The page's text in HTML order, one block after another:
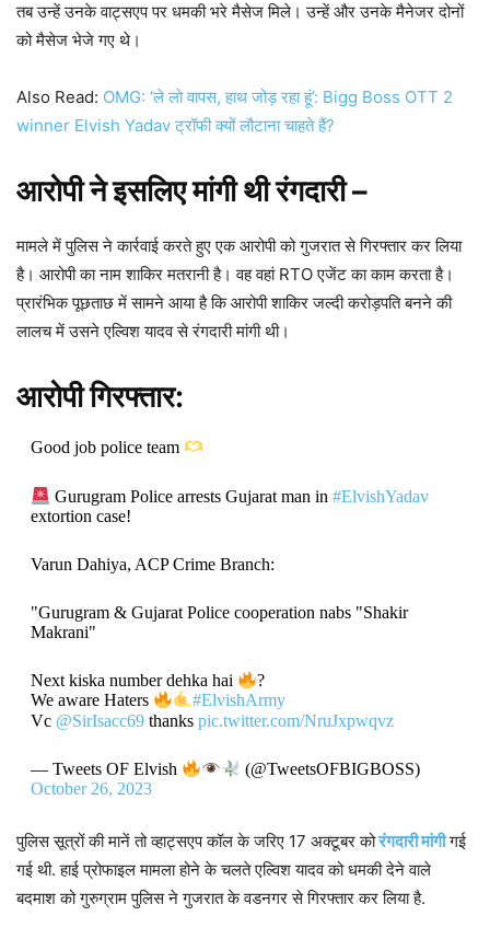
तब उन्हें उनके वाट्सएप पर धमकी भरे मैसेज मिले। उन्हें और उनके मैनेजर दोनों
को मैसेज भेजे गए थे।
Also Read: OMG: ‘ले लो वापस, हाथ जोड़ रहा हूं’: Bigg Boss OTT 2
winner Elvish Yadav ट्रॉफी क्यों लौटाना चाहते हैं?
आरोपी ने इसलिए मांगी थी रंगदारी –
मामले में पुलिस ने कार्रवाई करते हुए एक आरोपी को गुजरात से गिरफ्तार कर लिया
है। आरोपी का नाम शाकिर मतरानी है। वह वहां RTO एजेंट का काम करता है।
प्रारंभिक पूछताछ में सामने आया है कि आरोपी शाकिर जल्दी करोड़पति बनने की
लालच में उसने एल्विश यादव से रंगदारी मांगी थी।
आरोपी गिरफ्तार:
Good job police team
Gurugram Police arrests Gujarat man in #ElvishYadav
extortion case!
Varun Dahiya, ACP Crime Branch:
"Gurugram & Gujarat Police cooperation nabs "Shakir
Makrani"
Next kiska number dehka hai
?
We aware Haters
#ElvishArmy
Vc @SirIsacc69thanks pic.twitter.com/NruJxpwqvz
— Tweets OF Elvish
(@TweetsOFBIGBOSS)
October 26, 2023
पुलिस सूत्रों की मानें तो व्हाट्सएप कॉल के जरिए 17 अक्टूबर कोरंगदारी मांगी गई
गई थी. हाई प्रोफाइल मामला होने के चलते एल्विश यादव को धमकी देने वाले
बदमाश को गुरुग्राम पुलिस ने गुजरात के वडनगर से गिरफ्तार कर लिया है.